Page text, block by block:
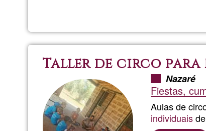
Taller de circo para
Nazaré
Fiestas,
Aulas de
individuais